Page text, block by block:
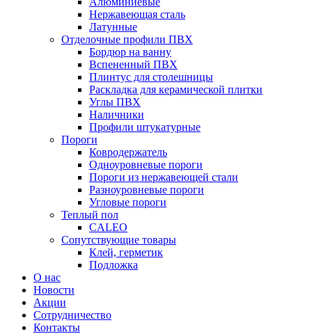
Нержавеющая сталь
Латунные
Отделочные профили ПВХ
Бордюр на ванну
Вспененный ПВХ
Плинтус для столешницы
Раскладка для керамической плитки
Углы ПВХ
Наличники
Профили штукатурные
Пороги
Ковродержатель
Одноуровневые пороги
Пороги из нержавеющей стали
Разноуровневые пороги
Угловые пороги
Теплый пол
CALEO
Сопутствующие товары
Клей, герметик
Подложка
О нас
Новости
Акции
Сотрудничество
Контакты